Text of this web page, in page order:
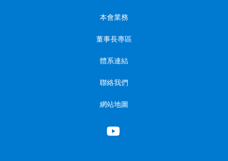
本會業務
董事長專區
體系連結
聯絡我們
網站地圖